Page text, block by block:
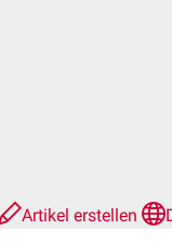
Artikel erstellen